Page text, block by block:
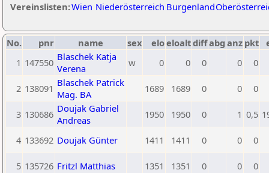
Vereinslisten:Wien Niederösterreich Burgenland
No. pnr name sex eloeloaltdiffabg anz pkt
1 147550 Blaschek Katja
Verena
w 0 0 0 0 0
2 138091 Blaschek Patrick
Mag. BA
1689 1689 0 0 0
3 130686 Doujak Gabriel
Andreas
1950 1950 0 1 0,5
4 133692 Doujak Günter 1411 1411 0 0 0
5 135726 Fritzl Matthias 1351 1351 0 0 0